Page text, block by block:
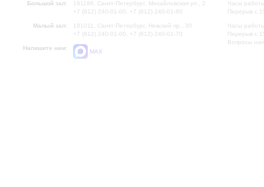
Большой зал:
191186, Санкт-Петербург, Михайловская ул., 2
+7 (812) 240-01-00, +7 (812) 240-01-80
Малый зал:
191011, Санкт-Петербург, Невский пр., 30
+7 (812) 240-01-00, +7 (812) 240-01-70
Напишите нам:
MAX
Часы
Перерыв с
Часы
Перерыв с
Вопросы